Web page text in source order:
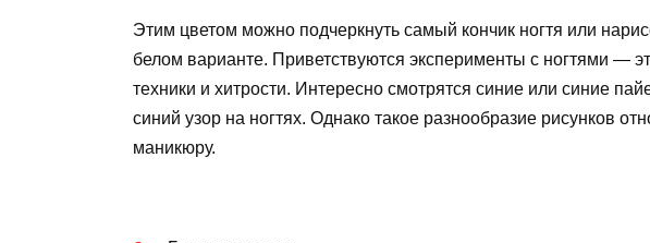
Этим цветом можно подчеркнуть самый кончик ногтя или
белом варианте. Приветствуются эксперименты с ногтями —
техники и хитрости. Интересно смотрятся синие или синие
синий узор на ногтях. Однако такое разнообразие рисунков
маникюру.